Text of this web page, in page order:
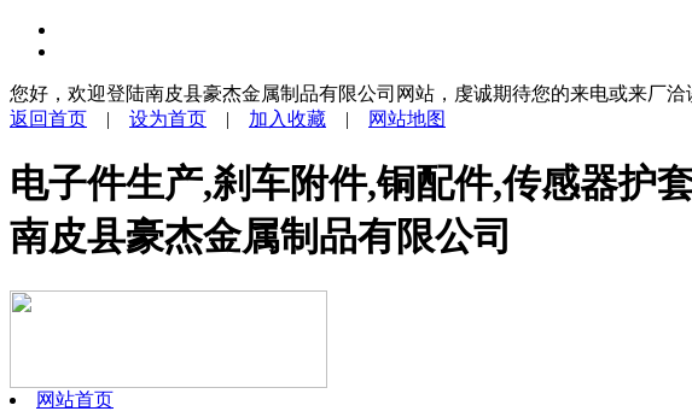
您好，欢迎登陆南皮县豪杰金属制品有限公司网站，虔诚期待您的来电或来厂洽
返回首页 | 设为首页 | 加入收藏 | 网站地图
电子件生产,刹车附件,铜配件,传感器护
南皮县豪杰金属制品有限公司
网站首页